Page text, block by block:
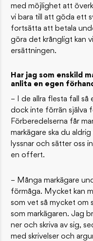
med möjlighet att
vi bara till att göda ett
fortsätta att betala
göra det krångligt kan
ersättningen.
Har jag som enskild
anlita en egen
– I de allra flesta fall så
dock inte förrän själva
Förberedelserna får
markägare ska du
lyssnar och sätter oss
en offert.
– Många markägare
förmåga. Mycket kan
som vet så mycket om
som markägaren. Jag
ner och skriva av sig,
med skrivelser och